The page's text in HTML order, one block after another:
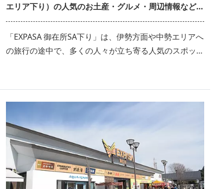
エリア下り）の人気のお土産・グルメ・周辺情報など詳
しくご紹介！
「EXPASA 御在所SA下り」は、伊勢方面や中勢エリアへ
の旅行の途中で、多くの人々が立ち寄る人気のスポッ
ます。立ち寄るだけで楽しくなる「EXPASA御在所SA下